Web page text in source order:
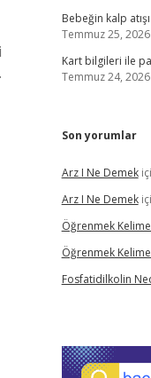
Bebeğin kalp
Temmuz 25, 2026
Kart bilgileri ile
Temmuz 24, 2026
Son yorumlar
Arz I Ne Demek
Arz I Ne Demek
Öğrenmek
Öğrenmek
Fosfatidilkolin